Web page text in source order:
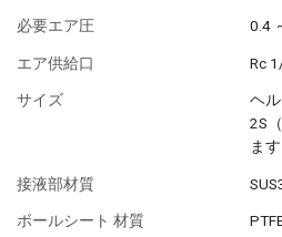
必要エア圧 0.4
エア供給口 Rc
サイズ
ヘ
2S
ます
接液部材質
ボールシート 材質